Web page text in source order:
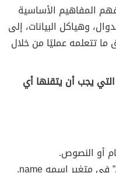
المفاهيم الأساسية
وهياكل البيانات، إلى
تتعلمه عمليًا من خلال
يجب أن يتقنها أي
أو النصوص.